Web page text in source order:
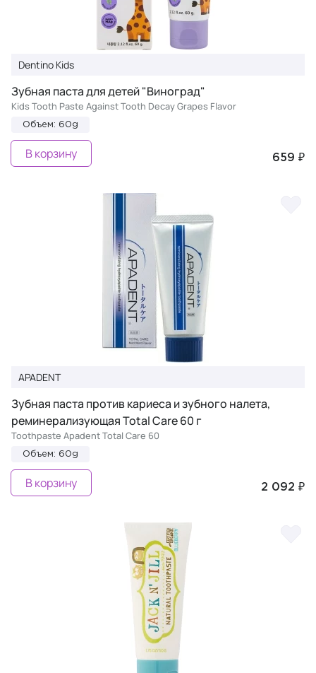
Dentino Kids
Зубная паста для детей "Виноград"
Kids Tooth Paste Against Tooth Decay Grapes Flavor
Объем: 60g
659 ₽
В корзину
APADENT
Зубная паста против кариеса и зубного налета,
реминерализующая Total Care 60 г
Toothpaste Apadent Total Care 60
Объем: 60g
2 092 ₽
В корзину